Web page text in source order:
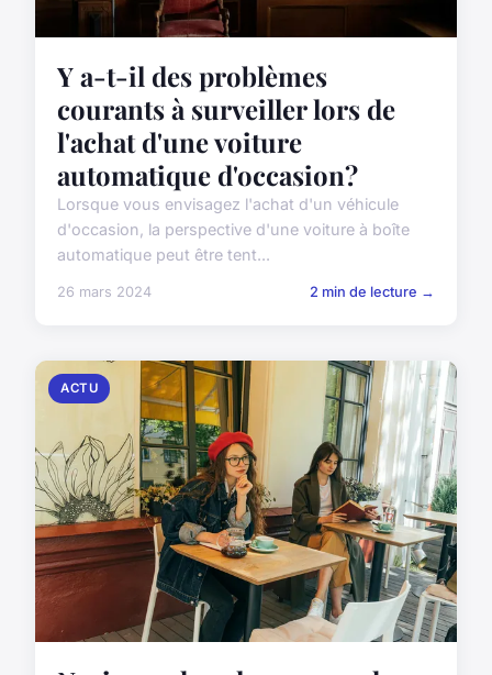
Y a-t-il des problèmes
courants à surveiller lors de
l'achat d'une voiture
automatique d'occasion?
Lorsque vous envisagez l'achat d'un véhicule
d'occasion, la perspective d'une voiture à boîte
automatique peut être tent...
26 mars 2024 2 min de lecture →
ACTU